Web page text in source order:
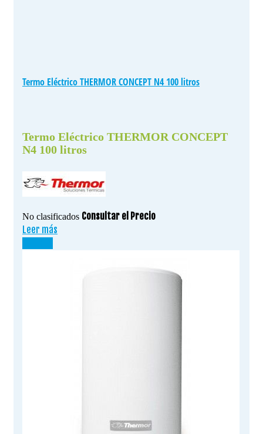
Termo Eléctrico THERMOR CONCEPT N4 100 litros
Termo Eléctrico THERMOR CONCEPT
N4 100 litros
No clasificados Consultar el Precio
Leer más